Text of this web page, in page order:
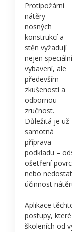
Protipožární
nátěry
nosných
konstrukcí a
stěn vyžadují
nejen speciální
vybavení, ale
především
zkušenosti a
odbornou
zručnost.
Důležitá je už
samotná
příprava
podkladu –
ošetření
nebo
účinnost
Aplikace
postupy,
školeních od